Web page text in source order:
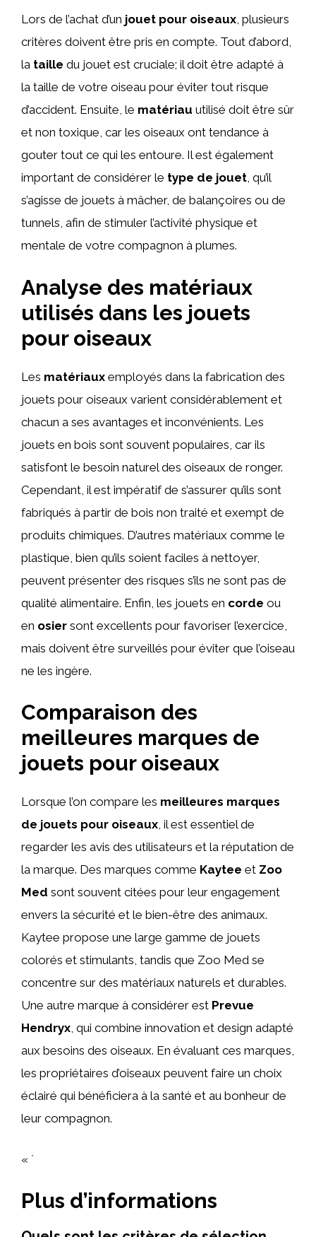
Lors de l’achat d’un jouet pour oiseaux, plusieurs
critères doivent être pris en compte. Tout d’abord,
la taille du jouet est cruciale; il doit être adapté à
la taille de votre oiseau pour éviter tout risque
d’accident. Ensuite, le matériau utilisé doit être sûr
et non toxique, car les oiseaux ont tendance à
gouter tout ce qui les entoure. Il est également
important de considérer le type de jouet, qu’il
s’agisse de jouets à mâcher, de balançoires ou de
tunnels, afin de stimuler l’activité physique et
mentale de votre compagnon à plumes.
Analyse des matériaux
utilisés dans les jouets
pour oiseaux
Les matériaux employés dans la fabrication des
jouets pour oiseaux varient considérablement et
chacun a ses avantages et inconvénients. Les
jouets en bois sont souvent populaires, car ils
satisfont le besoin naturel des oiseaux de ronger.
Cependant, il est impératif de s’assurer qu’ils sont
fabriqués à partir de bois non traité et exempt de
produits chimiques. D’autres matériaux comme le
plastique, bien qu’ils soient faciles à nettoyer,
peuvent présenter des risques s’ils ne sont pas de
qualité alimentaire. Enfin, les jouets en corde ou
en osier sont excellents pour favoriser l’exercice,
mais doivent être surveillés pour éviter que l’oiseau
ne les ingère.
Comparaison des
meilleures marques de
jouets pour oiseaux
Lorsque l’on compare les meilleures marques
de jouets pour oiseaux, il est essentiel de
regarder les avis des utilisateurs et la réputation de
la marque. Des marques comme Kaytee et Zoo
Med sont souvent citées pour leur engagement
envers la sécurité et le bien-être des animaux.
Kaytee propose une large gamme de jouets
colorés et stimulants, tandis que Zoo Med se
concentre sur des matériaux naturels et durables.
Une autre marque à considérer est Prevue
Hendryx, qui combine innovation et design adapté
aux besoins des oiseaux. En évaluant ces marques,
les propriétaires d’oiseaux peuvent faire un choix
éclairé qui bénéficiera à la santé et au bonheur de
leur compagnon.
« `
Plus d’informations